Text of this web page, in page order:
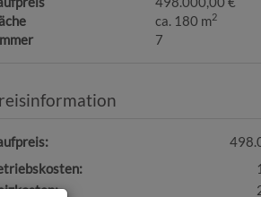
ca. 180 m2
7